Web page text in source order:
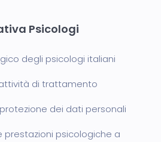
Psicologi
degli psicologi italiani
attività di trattamento
dei dati personali
prestazioni psicologiche a